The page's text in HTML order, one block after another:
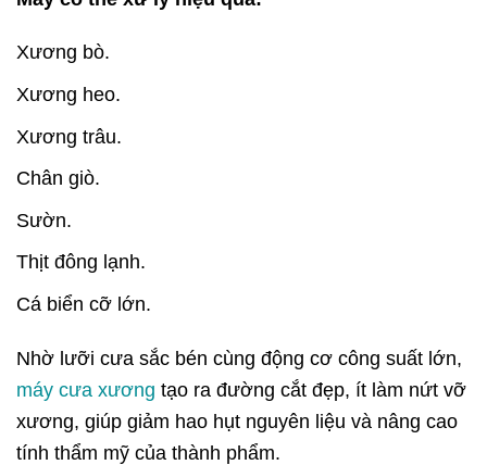
Xương bò.
Xương heo.
Xương trâu.
Chân giò.
Sườn.
Thịt đông lạnh.
Cá biển cỡ lớn.
Nhờ lưỡi cưa sắc bén cùng động cơ công suất lớn,
máy cưa xương tạo ra đường cắt đẹp, ít làm nứt vỡ
xương, giúp giảm hao hụt nguyên liệu và nâng cao
tính thẩm mỹ của thành phẩm.